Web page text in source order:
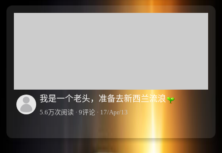
我是一个老头，准备去新西兰流浪
5.6万次阅读 · 9评论 · 17/Apr/13